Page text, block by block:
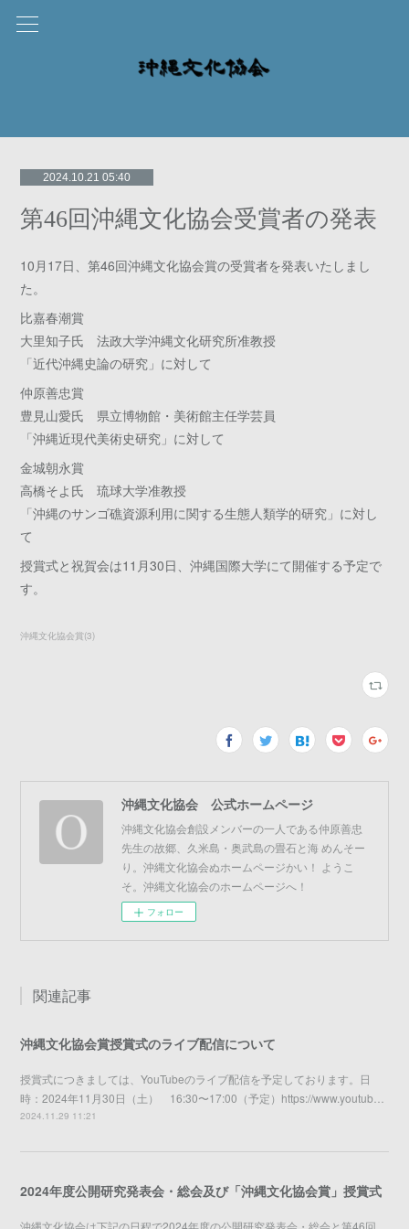
2024.10.21 05:40
第46回沖縄文化協会受賞者の発表
10月17日、第46回沖縄文化協会賞の受賞者を発表いたしまし
た。
比嘉春潮賞
大里知子氏 法政大学沖縄文化研究所准教授
「近代沖縄史論の研究」に対して
仲原善忠賞
豊見山愛氏 県立博物館・美術館主任学芸員
「沖縄近現代美術史研究」に対して
金城朝永賞
高橋そよ氏 琉球大学准教授
「沖縄のサンゴ礁資源利用に関する生態人類学的研究」に対し
て
授賞式と祝賀会は11月30日、沖縄国際大学にて開催する予定で
す。
沖縄文化協会賞(3)
沖縄文化協会 公式ホームページ
沖縄文化協会創設メンバーの一人である仲原善忠
先生の故郷、久米島・奥武島の畳石と海 めんそー
り。沖縄文化協会ぬホームページかい！ ようこ
そ。沖縄文化協会のホームページへ！
フォロー
関連記事
沖縄文化協会賞授賞式のライブ配信について
授賞式につきましては、YouTubeのライブ配信を予定しております。日
時：2024年11月30日（土） 16:30〜17:00（予定）https://www.youtub…
2024.11.29 11:21
2024年度公開研究発表会・総会及び「沖縄文化協会賞」授賞式
沖縄文化協会は下記の日程で2024年度の公開研究発表会・総会と第46回